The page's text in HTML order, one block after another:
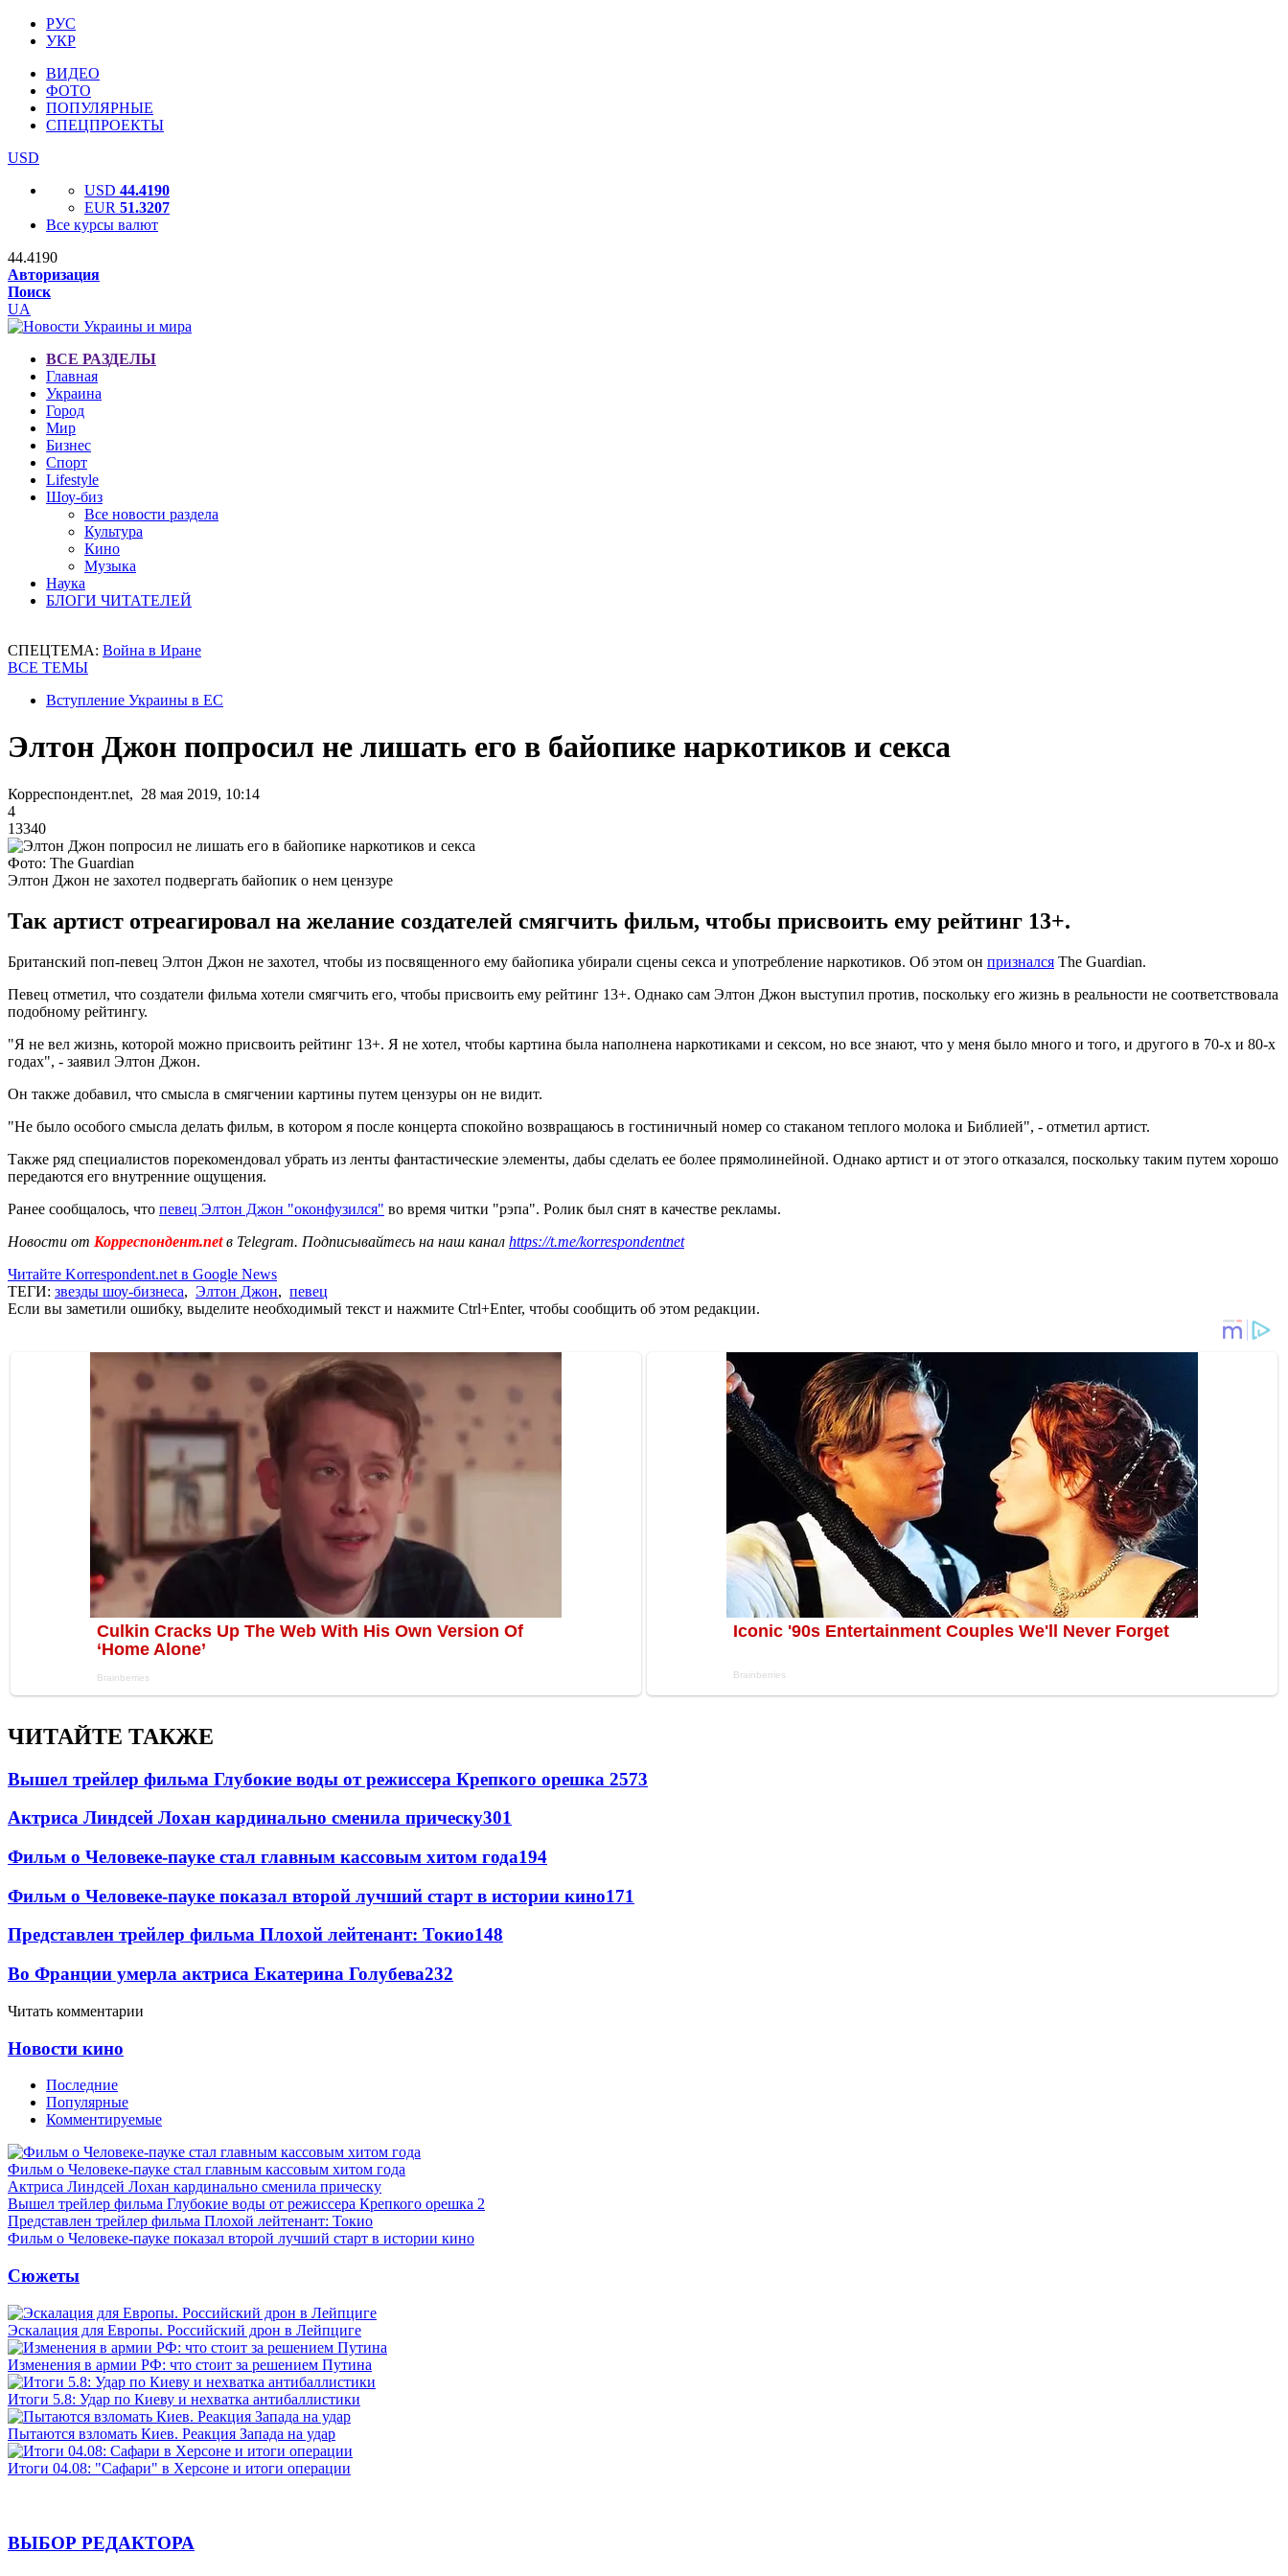
РУС
УКР
ВИДЕО
ФОТО
ПОПУЛЯРНЫЕ
СПЕЦПРОЕКТЫ
USD
USD 44.4190
EUR 51.3207
Все курсы валют
44.4190
Авторизация
Поиск
UA
ВСЕ РАЗДЕЛЫ
Главная
Украина
Город
Мир
Бизнес
Спорт
Lifestyle
Шоу-биз
Все новости раздела
Культура
Кино
Музыка
Наука
БЛОГИ ЧИТАТЕЛЕЙ
СПЕЦТЕМА: Война в Иране
ВСЕ ТЕМЫ
Вступление Украины в ЕС
Элтон Джон попросил не лишать его в байопике наркотиков и секса
Корреспондент.net, 28 мая 2019, 10:14
4
13340
Фото: The Guardian
Элтон Джон не захотел подвергать байопик о нем цензуре
Так артист отреагировал на желание создателей смягчить фильм, чтобы присвоить ему рейтинг 13+.
Британский поп-певец Элтон Джон не захотел, чтобы из посвященного ему байопика убирали сцены секса и употребление наркотиков. Об этом он признался The Guardian.
Певец отметил, что создатели фильма хотели смягчить его, чтобы присвоить ему рейтинг 13+. Однако сам Элтон Джон выступил против, поскольку его жизнь в реальности не соответствовала
подобному рейтингу.
"Я не вел жизнь, которой можно присвоить рейтинг 13+. Я не хотел, чтобы картина была наполнена наркотиками и сексом, но все знают, что у меня было много и того, и другого в 70-х и 80-х
годах", - заявил Элтон Джон.
Он также добавил, что смысла в смягчении картины путем цензуры он не видит.
"Не было особого смысла делать фильм, в котором я после концерта спокойно возвращаюсь в гостиничный номер со стаканом теплого молока и Библией", - отметил артист.
Также ряд специалистов порекомендовал убрать из ленты фантастические элементы, дабы сделать ее более прямолинейной. Однако артист и от этого отказался, поскольку таким путем хорошо
передаются его внутренние ощущения.
Ранее сообщалось, что певец Элтон Джон "оконфузился" во время читки "рэпа". Ролик был снят в качестве рекламы.
Новости от Корреспондент.netв Telegram. Подписывайтесь на наш канал https://t.me/korrespondentnet
Читайте Korrespondent.net в Google News
ТЕГИ: звезды шоу-бизнеса, Элтон Джон, певец
Если вы заметили ошибку, выделите необходимый текст и нажмите Ctrl+Enter, чтобы сообщить об этом редакции.
ЧИТАЙТЕ ТАКЖЕ
Вышел трейлер фильма Глубокие воды от режиссера Крепкого орешка 2573
Актриса Линдсей Лохан кардинально сменила прическу301
Фильм о Человеке-пауке стал главным кассовым хитом года194
Фильм о Человеке-пауке показал второй лучший старт в истории кино171
Представлен трейлер фильма Плохой лейтенант: Токио148
Во Франции умерла актриса Екатерина Голубева232
Читать комментарии
Новости кино
Последние
Популярные
Комментируемые
Фильм о Человеке-пауке стал главным кассовым хитом года
Актриса Линдсей Лохан кардинально сменила прическу
Вышел трейлер фильма Глубокие воды от режиссера Крепкого орешка 2
Представлен трейлер фильма Плохой лейтенант: Токио
Фильм о Человеке-пауке показал второй лучший старт в истории кино
Сюжеты
Эскалация для Европы. Российский дрон в Лейпциге
Изменения в армии РФ: что стоит за решением Путина
Итоги 5.8: Удар по Киеву и нехватка антибаллистики
Пытаются взломать Киев. Реакция Запада на удар
Итоги 04.08: "Сафари" в Херсоне и итоги операции
ВЫБОР РЕДАКТОРА